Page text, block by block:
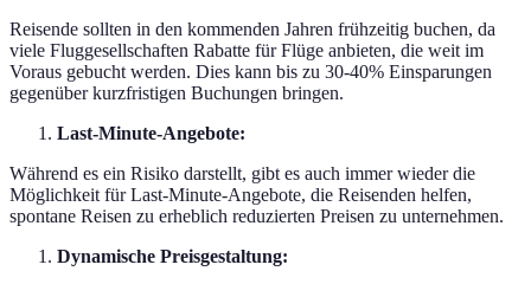
Reisende sollten in den kommenden Jahren frühzeitig buchen, da
viele Fluggesellschaften Rabatte für Flüge anbieten, die weit im
Voraus gebucht werden. Dies kann bis zu 30-40% Einsparungen
gegenüber kurzfristigen Buchungen bringen.
Last-Minute-Angebote:
Während es ein Risiko darstellt, gibt es auch immer wieder die
Möglichkeit für Last-Minute-Angebote, die Reisenden helfen,
spontane Reisen zu erheblich reduzierten Preisen zu unternehmen.
Dynamische Preisgestaltung: